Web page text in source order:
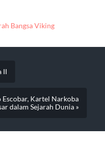
Bangsa Viking
II
Escobar, Kartel Narkoba
dalam Sejarah Dunia »